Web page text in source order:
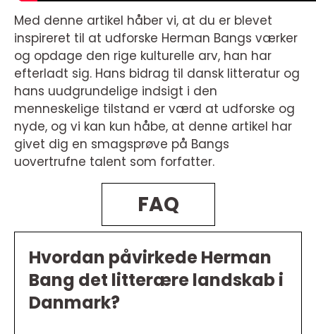
Med denne artikel håber vi, at du er blevet
inspireret til at udforske Herman Bangs værker
og opdage den rige kulturelle arv, han har
efterladt sig. Hans bidrag til dansk litteratur og
hans uudgrundelige indsigt i den
menneskelige tilstand er værd at udforske og
nyde, og vi kan kun håbe, at denne artikel har
givet dig en smagsprøve på Bangs
uovertrufne talent som forfatter.
FAQ
Hvordan påvirkede Herman
Bang det litterære landskab i
Danmark?